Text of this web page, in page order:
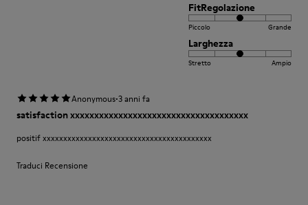
FitRegolazione
Piccolo Grande
Larghezza
Stretto Ampio
Anonymous·3 anni fa
satisfaction xxxxxxxxxxxxxxxxxxxxxxxxxxxxxxxxxxxxx
positif xxxxxxxxxxxxxxxxxxxxxxxxxxxxxxxxxxxxxxxxx
Traduci Recensione